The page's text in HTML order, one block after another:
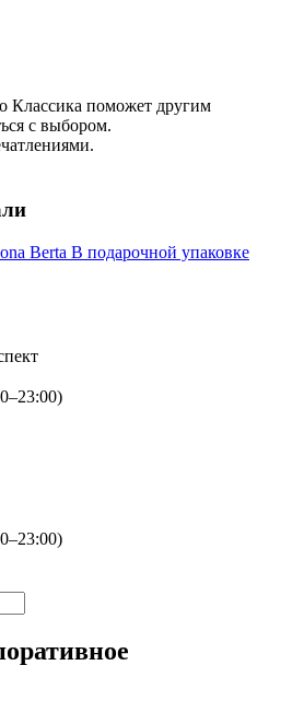
Классика поможет другим
с выбором.
Berta В подарочной упаковке